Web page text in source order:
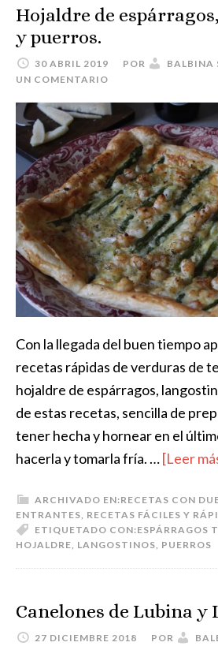
Hojaldre de
y puerros.
30 ABRIL 2019 POR BALBINA
UN COMENTARIO
Con la llegada del buen tiempo
recetas rápidas de verduras de
hojaldre de espárragos,
de estas recetas, sencilla de
tener hecha y hornear en el
hacerla y tomarla fría. …[Leer
ARCHIVADO EN:RECETAS CON
ENTRANTES RECETAS FÁCILES Y
ETIQUETADO CON:ESPÁRRAGOS
HOJALDRE LANGOSTINOS PUERROS
Canelones de Lubina y
27 DICIEMBRE 2018 POR